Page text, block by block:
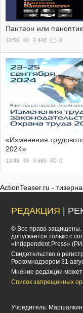
Пантеон или
12:56 2 448 0
«Изменения
2024»
13:48 3 685 0
ActionTeaser.ru -
РЕДАКЦИЯ |
© Все права защищены.
допускается только с
«Independent Press»
Cвидетельство о
Роскомнадзором 31
Мнение редакции
Список запрещенных
Учредитель: